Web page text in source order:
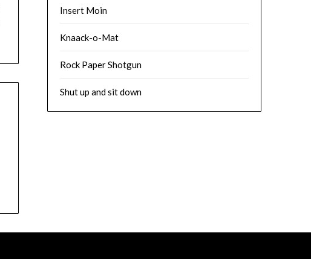
Insert Moin
Knaack-o-Mat
Rock Paper Shotgun
Shut up and sit down